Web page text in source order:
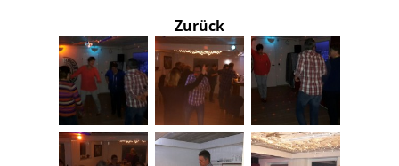
Zurück